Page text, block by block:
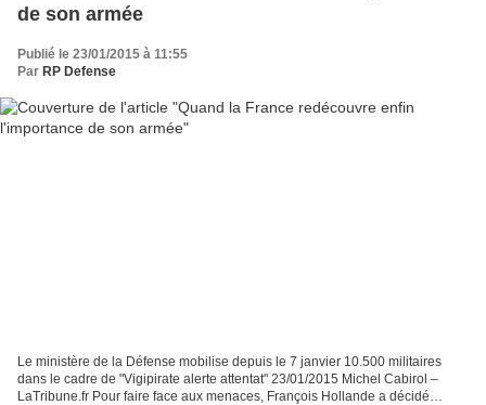
de son armée
Publié le 23/01/2015 à 11:55
Par RP Defense
Le ministère de la Défense mobilise depuis le 7 janvier 10.500 militaires
dans le cadre de "Vigipirate alerte attentat" 23/01/2015 Michel Cabirol –
LaTribune.fr Pour faire face aux menaces, François Hollande a décidé